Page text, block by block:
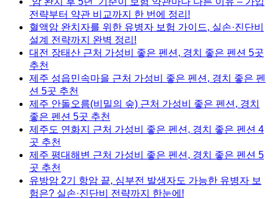
전략부터 약관 비교까지 한 번에 정리!
혈액암 완치자를 위한 유병자 보험 가이드, 실손·진단비
설계 전략까지 완벽 정리!
대전 장태산 근처 가성비 좋은 펜션, 경치 좋은 펜션 5곳
추천
제주 성읍민속마을 근처 가성비 좋은 펜션, 경치 좋은 펜
션 5곳 추천
제주 안돌오름(비밀의 숲) 근처 가성비 좋은 펜션, 경치
좋은 펜션 5곳 추천
제주도 연화지 근처 가성비 좋은 펜션, 경치 좋은 펜션 4
곳 추천
제주 평대해변 근처 가성비 좋은 펜션, 경치 좋은 펜션 5
곳 추천
유방암 2기 항암 끝, 심부전 발생자도 가능한 유병자 보
험은? 실손·진단비 전략까지 한눈에!